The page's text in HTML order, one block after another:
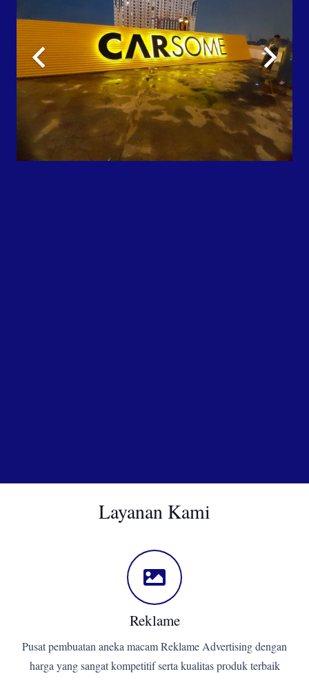
Layanan Kami
Reklame
Pusat pembuatan aneka macam Reklame Advertising dengan
harga yang sangat kompetitif serta kualitas produk terbaik